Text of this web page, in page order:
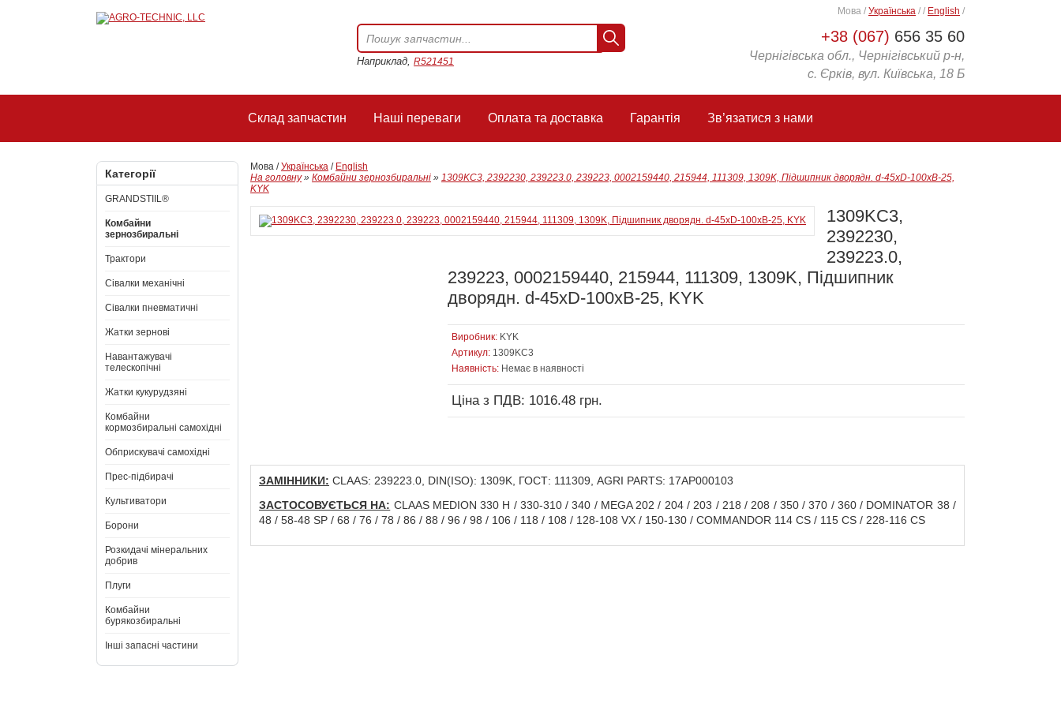
+38 (067) 656 35 60
Чернігівська обл., Чернігівський р-н,
с. Єрків, вул. Київська, 18 Б
Мова / Українська / / English /
Наприклад, R521451
Склад запчастин Наші переваги Оплата та доставка Гарантія Зв’язатися з нами
Категорії
GRANDSTIIL®
Комбайни
зернозбиральні
Трактори
Сівалки механічні
Сівалки пневматичні
Жатки зернові
Навантажувачі
телескопічні
Жатки кукурудзяні
Комбайни
кормозбиральні самохідні
Обприскувачі самохідні
Прес-підбирачі
Культиватори
Борони
Розкидачі мінеральних
добрив
Плуги
Комбайни
бурякозбиральні
Інші запасні частини
Мова /Українська / English
На головну» Комбайни зернозбиральні » 1309KC3, 2392230, 239223.0, 239223, 0002159440, 215944, 111309, 1309K, Підшипник дворядн. d-45xD-100xB-25,
KYK
1309KC3,
2392230,
239223.0,
239223, 0002159440, 215944, 111309, 1309K, Підшипник
дворядн. d-45xD-100xB-25, KYK
Виробник: KYK
Артикул: 1309KC3
Наявність: Немає в наявності
Ціна з ПДВ: 1016.48 грн.
ЗАМІННИКИ: CLAAS: 239223.0, DIN(ISO): 1309K, ГОСТ: 111309, AGRI PARTS: 17AP000103
ЗАСТОСОВУЄТЬСЯ НА: CLAAS MEDION 330 H / 330-310 / 340 / MEGA 202 / 204 / 203 / 218 / 208 / 350 / 370 / 360 / DOMINATOR 38 /
48 / 58-48 SP / 68 / 76 / 78 / 86 / 88 / 96 / 98 / 106 / 118 / 108 / 128-108 VX / 150-130 / COMMANDOR 114 CS / 115 CS / 228-116 CS